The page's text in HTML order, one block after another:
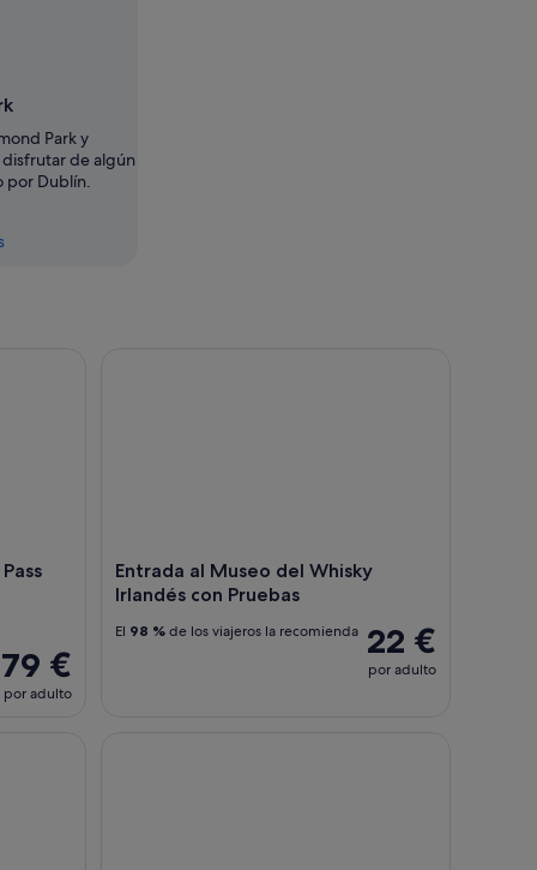
Park y
de algún
por Dublín.
79 €
por adulto
Entrada al Museo del Whisky
Irlandés con Pruebas
22 €
por adulto
El 98 % de los viajeros la recomienda